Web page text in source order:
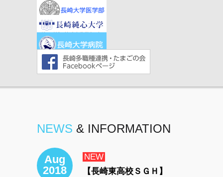
NEWS & INFORMATION
Aug
2018
NEW
【長崎東高校ＳＧＨ】